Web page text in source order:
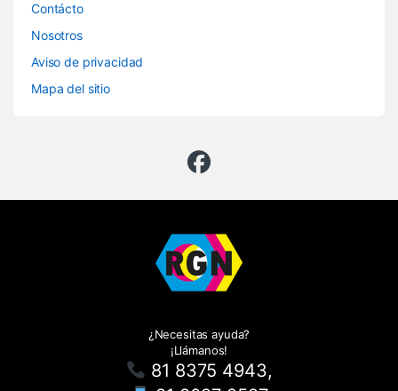
Contácto
Nosotros
Aviso de privacidad
Mapa del sitio
¿Necesitas ayuda?
¡Llámanos!
81 8375 4943,